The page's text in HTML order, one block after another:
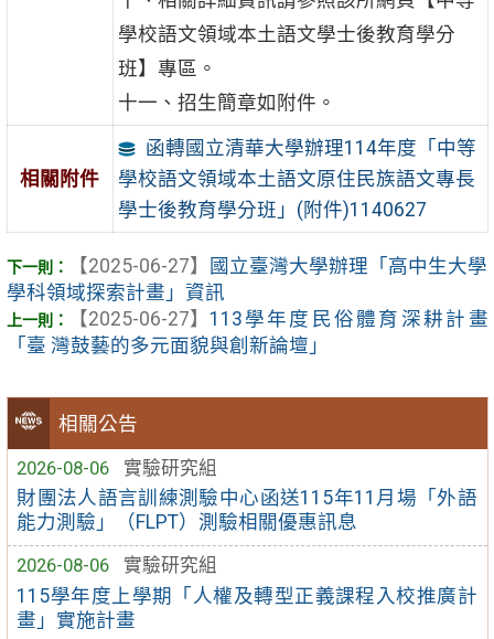
相關公告
2026-08-06
實驗研究組
財團法人語言訓練測驗中心函送115年11月場「外語
能力測驗」（FLPT）測驗相關優惠訊息
2026-08-06
實驗研究組
115學年度上學期「人權及轉型正義課程入校推廣計
畫」實施計畫
學校語文領域本土語文學士後教育學分
班】專區。
十一、招生簡章如附件。
相關附件
函轉國立清華大學辦理114年度「中等
學校語文領域本土語文原住民族語文專長
學士後教育學分班」(附件)1140627
【2025-06-27】
國立臺灣大學辦理「高中生大學
學科領域探索計畫」資訊
【2025-06-27】 113學年度民俗體育深耕計畫
「臺 灣鼓藝的多元面貌與創新論壇」